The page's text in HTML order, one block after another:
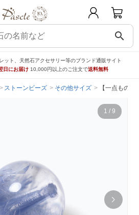
search
ット、天然石アクセサリー等のブランド通販サイト
日にお届け 10,000円以上のご注文で送料無料
ストーンビーズ その他サイズ 【一点もの
1 / 9